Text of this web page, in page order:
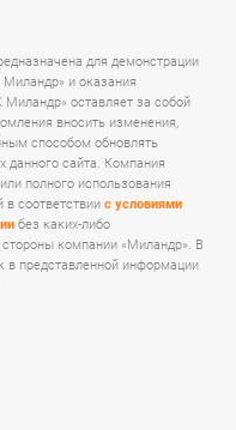
для демонстрации
и оказания
оставляет за собой
вносить изменения,
способом обновлять
сайта. Компания
полного использования
в соответствии с условиями
без каких-либо
стороны компании «Миландр». В
в представленной информации